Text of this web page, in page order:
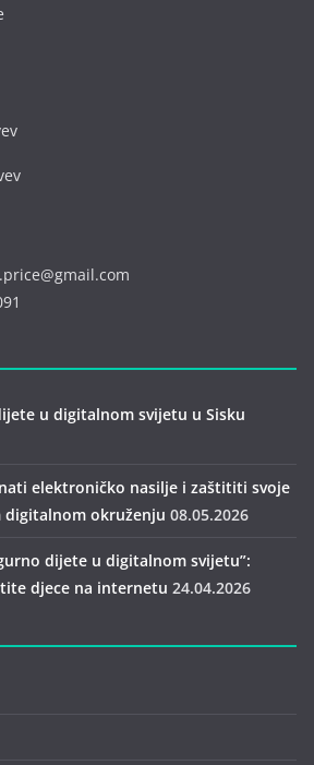
u digitalnom svijetu u Sisku
elektroničko nasilje i zaštititi svoje
digitalnom okruženju 08.05.2026
dijete u digitalnom svijetu”:
djece na internetu 24.04.2026